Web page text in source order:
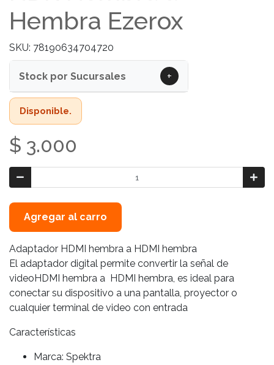
Hembra Ezerox
SKU: 78190634704720
Stock por Sucursales +
Disponible.
$ 3.000
Agregar al carro
Adaptador HDMI hembra a HDMI hembra
El adaptador digital permite convertir la señal de
videoHDMI hembra a HDMI hembra, es ideal para
conectar su dispositivo a una pantalla, proyector o
cualquier terminal de video con entrada
Características
Marca: Spektra